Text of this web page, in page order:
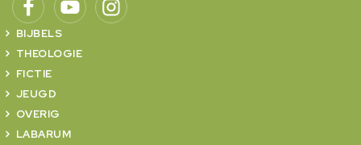
BIJBELS
THEOLOGIE
FICTIE
JEUGD
OVERIG
LABARUM